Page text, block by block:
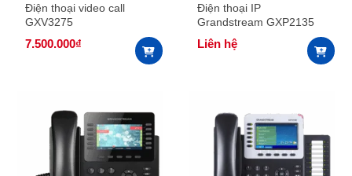
Điện thoại video call
GXV3275
7.500.000₫
Điện thoại IP
Grandstream GXP2135
Liên hệ